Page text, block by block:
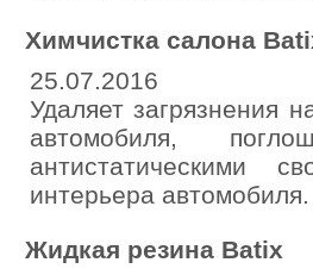
Химчистка салона
25.07.2016
Удаляет загрязнения
автомобиля,
антистатическими
интерьера
Жидкая резина Batix